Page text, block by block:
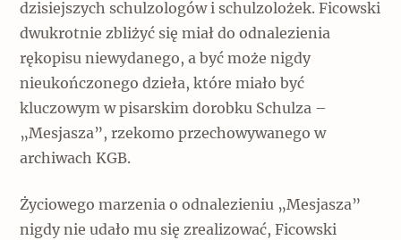
dzisiejszych schulzologów i schulzolożek. Ficowski
dwukrotnie zbliżyć się miał do odnalezienia
rękopisu niewydanego, a być może nigdy
nieukończonego dzieła, które miało być
kluczowym w pisarskim dorobku Schulza –
„Mesjasza”, rzekomo przechowywanego w
archiwach KGB.
Życiowego marzenia o odnalezieniu „Mesjasza”
nigdy nie udało mu się zrealizować, Ficowski